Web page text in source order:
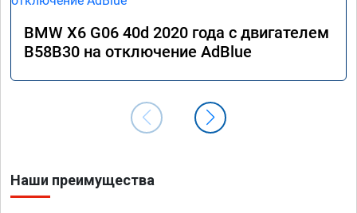
BMW X6 G06 40d 2020 года с двигателем
B58B30 на отключение AdBlue
Наши преимущества